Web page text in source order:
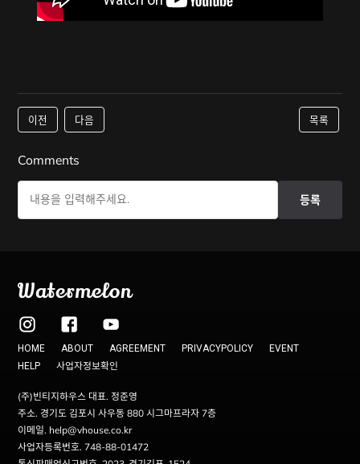
이전 다음 목록
Comments
등록
Watermelon
HOME ABOUT AGREEMENT PRIVACYPOLICY
EVENT
HELP
사업자정보확인
(주)빈티지하우스 대표. 정준영
주소. 경기도 김포시 사우동 880 시그마프라자 7층
이메일. help@vhouse.co.kr
사업자등록번호. 748-88-01472